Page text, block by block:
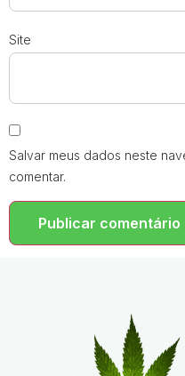
Site
Salvar meus dados neste
comentar.